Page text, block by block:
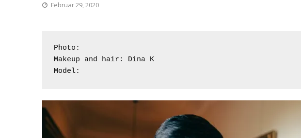
Februar 29, 2020
Photo:
Makeup and hair: Dina K
Model: